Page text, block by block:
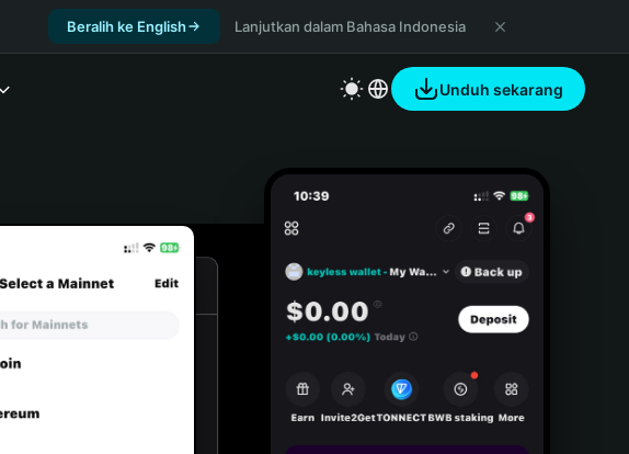
Beralih ke English Lanjutkan dalam Bahasa Indonesia
Unduh sekarang